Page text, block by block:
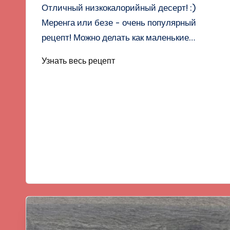
Отличный низкокалорийный десерт! :)
Меренга или безе - очень популярный
рецепт! Можно делать как маленькие…
Узнать весь рецепт